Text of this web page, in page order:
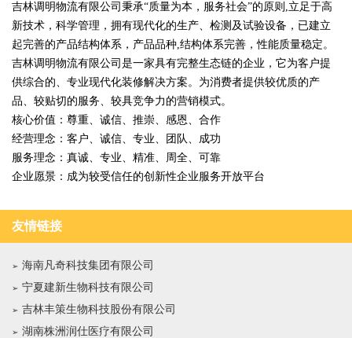
吉林调明物流有限公司秉承“质量为本，服务社会”的原则,立足于高
新技术，科学管理，拥有现代化的生产、检测及试验设备，已建立
起完善的产品结构体系，产品品种,结构体系完善，性能质量稳定。
吉林调明物流有限公司是一家具有完整生态链的企业，它为客户提
供综合的、专业现代化装修解决方案。为消费者提供较优质的产
品、较贴切的服务、较具竞争力的营销模式。
核心价值：尊重、诚信、推崇、感恩、合作
经营理念：客户、诚信、专业、团队、成功
服务理念：真诚、专业、精准、周全、可靠
企业愿景：成为较受信任的创新性企业服务开放平台
友情链接
海南凡奇科技集团有限公司
宁夏建新生物科技有限公司
吉林丰策生物科技股份有限公司
湖南株洲润仕医疗有限公司